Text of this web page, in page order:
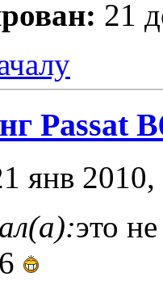
21
Passat
янв 2010,
это